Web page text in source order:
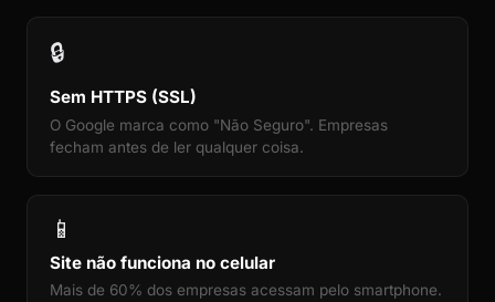
🔒
Sem HTTPS (SSL)
O Google marca como "Não Seguro". Empresas
fecham antes de ler qualquer coisa.
📱
Site não funciona no celular
Mais de 60% dos empresas acessam pelo smartphone.